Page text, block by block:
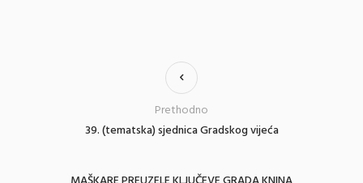
39. (tematska) sjednica Gradskog vijeća
Prethodno